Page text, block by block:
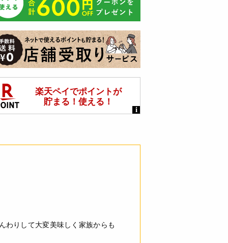
わりして大変美味しく家族からも